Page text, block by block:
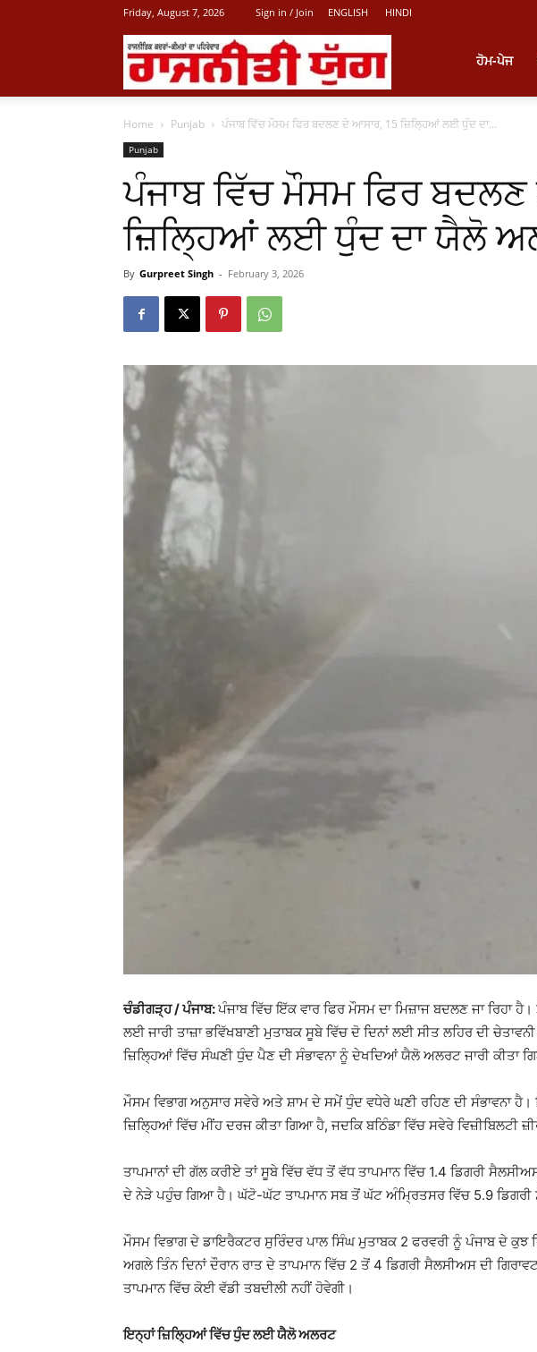
Friday, August 7, 2026 Sign in / Join ENGLISH HINDI
Punjabi
News
ਹੋਮ-ਪੇਜ
Home Punjab ਪੰਜਾਬ ਵਿੱਚ ਮੌਸਮ ਫਿਰ ਬਦਲਣ ਦੇ ਆਸਾਰ, 15 ਜ਼ਿਲ੍ਹਿਆਂ ਲਈ ਧੁੰਦ ਦਾ...
Punjab
ਪੰਜਾਬ ਵਿੱਚ ਮੌਸਮ ਫਿਰ
ਜ਼ਿਲ੍ਹਿਆਂ ਲਈ ਧੁੰਦ ਦਾ ਯੈਲੋ
By Gurpreet Singh - February 3, 2026
ਚੰਡੀਗੜ੍ਹ / ਪੰਜਾਬ:ਪੰਜਾਬ ਵਿੱਚ ਇੱਕ ਵਾਰ ਫਿਰ ਮੌਸਮ ਦਾ ਮਿਜ਼ਾਜ ਬਦਲਣ ਜਾ ਰਿਹਾ
ਲਈ ਜਾਰੀ ਤਾਜ਼ਾ ਭਵਿੱਖਬਾਣੀ ਮੁਤਾਬਕ ਸੂਬੇ ਵਿੱਚ ਦੋ ਦਿਨਾਂ ਲਈ ਸੀਤ ਲਹਿਰ ਦੀ
ਜ਼ਿਲ੍ਹਿਆਂ ਵਿੱਚ ਸੰਘਣੀ ਧੁੰਦ ਪੈਣ ਦੀ ਸੰਭਾਵਨਾ ਨੂੰ ਦੇਖਦਿਆਂ ਯੈਲੋ ਅਲਰਟ ਜਾਰੀ ਕੀਤਾ
ਮੌਸਮ ਵਿਭਾਗ ਅਨੁਸਾਰ ਸਵੇਰੇ ਅਤੇ ਸ਼ਾਮ ਦੇ ਸਮੇਂ ਧੁੰਦ ਵਧੇਰੇ ਘਣੀ ਰਹਿਣ ਦੀ ਸੰਭਾਵਨਾ
ਜ਼ਿਲ੍ਹਿਆਂ ਵਿੱਚ ਮੀਂਹ ਦਰਜ ਕੀਤਾ ਗਿਆ ਹੈ, ਜਦਕਿ ਬਠਿੰਡਾ ਵਿੱਚ ਸਵੇਰੇ ਵਿਜ਼ੀਬਿਲਟੀ
ਤਾਪਮਾਨਾਂ ਦੀ ਗੱਲ ਕਰੀਏ ਤਾਂ ਸੂਬੇ ਵਿੱਚ ਵੱਧ ਤੋਂ ਵੱਧ ਤਾਪਮਾਨ ਵਿੱਚ 1.4 ਡਿਗਰੀ
ਦੇ ਨੇੜੇ ਪਹੁੰਚ ਗਿਆ ਹੈ। ਘੱਟੋ-ਘੱਟ ਤਾਪਮਾਨ ਸਬ ਤੋਂ ਘੱਟ ਅੰਮ੍ਰਿਤਸਰ ਵਿੱਚ 5.9 ਡਿਗਰੀ
ਮੌਸਮ ਵਿਭਾਗ ਦੇ ਡਾਇਰੈਕਟਰ ਸੁਰਿੰਦਰ ਪਾਲ ਸਿੰਘ ਮੁਤਾਬਕ 2 ਫਰਵਰੀ ਨੂੰ ਪੰਜਾਬ ਦੇ ਕੁਝ
ਅਗਲੇ ਤਿੰਨ ਦਿਨਾਂ ਦੌਰਾਨ ਰਾਤ ਦੇ ਤਾਪਮਾਨ ਵਿੱਚ 2 ਤੋਂ 4 ਡਿਗਰੀ ਸੈਲਸੀਅਸ ਦੀ
ਤਾਪਮਾਨ ਵਿੱਚ ਕੋਈ ਵੱਡੀ ਤਬਦੀਲੀ ਨਹੀਂ ਹੋਵੇਗੀ।
ਇਨ੍ਹਾਂ ਜ਼ਿਲ੍ਹਿਆਂ ਵਿੱਚ ਧੁੰਦ ਲਈ ਯੈਲੋ ਅਲਰਟ